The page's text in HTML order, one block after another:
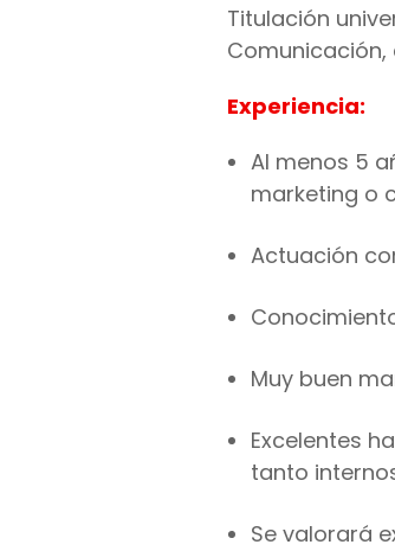
Titulación
Comunicación,
Experiencia:
Al menos 5
marketing o
Actuación
Muy buen
Excelentes
tanto
Se valorará